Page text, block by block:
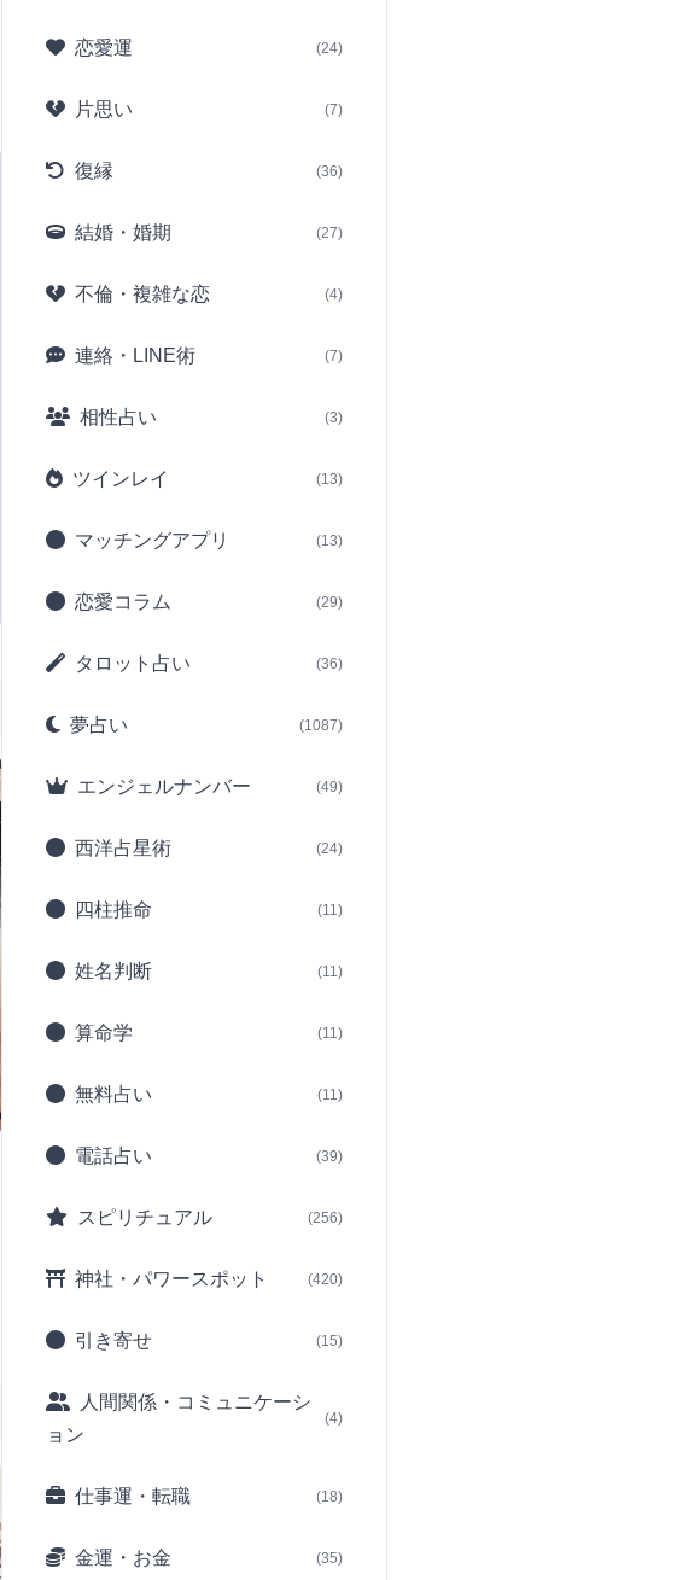
恋愛運 (24)
片思い (7)
復縁 (36)
結婚・婚期 (27)
不倫・複雑な恋 (4)
連絡・LINE術 (7)
相性占い (3)
ツインレイ (13)
マッチングアプリ (13)
恋愛コラム (29)
タロット占い (36)
夢占い (1087)
エンジェルナンバー (49)
西洋占星術 (24)
四柱推命 (11)
姓名判断 (11)
算命学 (11)
無料占い (11)
電話占い (39)
スピリチュアル (256)
神社・パワースポット (420)
引き寄せ (15)
人間関係・コミュニケーシ
ョン
(4)
仕事運・転職 (18)
金運・お金 (35)